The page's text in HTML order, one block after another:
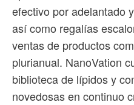
efectivo por adelantado
así como regalías
ventas de productos
plurianual. NanoVation
biblioteca de lípidos y
novedosas en continuo